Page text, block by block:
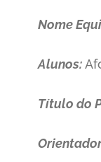
Nome
Alunos:
Título do